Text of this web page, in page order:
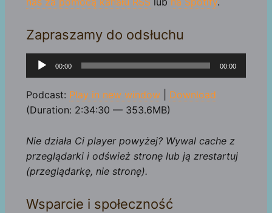
Zapraszamy do odsłuchu
Odtwarzacz
plików
dźwiękowych
00:00 00:00
Podcast: Play in new window| Download
(Duration: 2:34:30 — 353.6MB)
Nie działa Ci player powyżej? Wywal cache z
przeglądarki i odśwież stronę lub ją zrestartuj
(przeglądarkę, nie stronę).
Wsparcie i społeczność